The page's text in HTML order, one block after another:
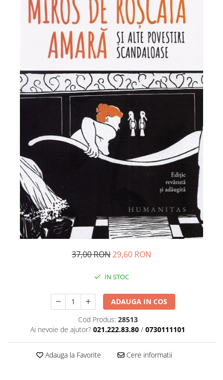
Resurse umane
Vanzari si marketing
Carte scolara
Atlase, dictionare si enciclopedii
Carte prescolara
Carte scolara
Dictionare de limba romana
Ghiduri de conversatie
Invatamant gimnazial
Invatamant primar
Invatarea limbilor straine
Liceu
Povesti si povestiri
Carti in limba engleza
Carti pentru copii
Activitati si jocuri pentru copii
Atlase, dictionare si enciclopedii
Benzi desenate
Literatura si fictiune
Povesti si povestiri
Dictionare si enciclopedii
37,00 RON29,60 RON
IN STOC
ADAUGA IN COS
Cod Produs: 28513
Ai nevoie de ajutor? 021.222.83.80 / 0730111101
Adauga la Favorite Cere informatii